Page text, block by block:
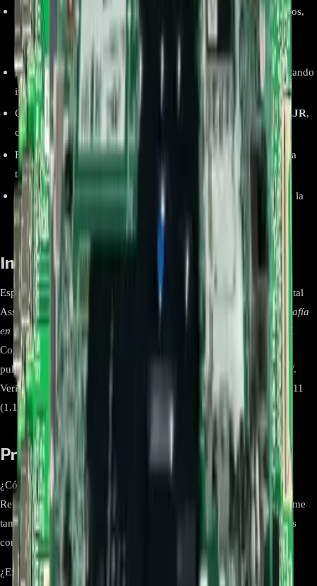
Restaura el encendido y la operación Smart cuando hay reinicios,
bloqueos de webOS o ausencia de video/sonido por falla de
mainboard.
Repuesto original LG con conectores y anclajes exactos, facilitando
instalación directa en el chasis del C8 de 65”.
Compatibilidad documentada para
OLED65C8PDA.BWCWLJR,
con verificación por etiqueta de parte.
Evita reemplazar el televisor completo al sustituir únicamente la
tarjeta lógica.
Mejora el diagnóstico: permite descartar fuente o panel cuando la
falla reside en procesamiento/OS.
Información relevante
Especificación Detalle Marca LG Modelo EBU65405101
(BPR Total
Assembly, SVC) Código de PCB
EAX6768560311 (1.1) ver serigrafía
en la tarjeta
Tipo Mainboard / Placa principal Smart TV OLED 4K
Compatibilidad LG (OLED65C8PDA.BWCWLJR) – Serie C8, 65
pulgadas Recomendaciones No ordenar solo por el modelo del TV.
Verifique: etiqueta
, código de PCB EAX6768560311
(1.1) impreso y la variante regional de su equipo.
Preguntas frecuentes
¿Cómo confirmo compatibilidad con mi OLED65C8PDA?
Revise el sticker de su tarjeta: debe indicar
EBU65405101
. Confirme
también el código de PCB (EAX) impreso en la serigrafía y que los
conectores y fijaciones coincidan físicamente con su placa.
¿Existen números alternativos relacionados?